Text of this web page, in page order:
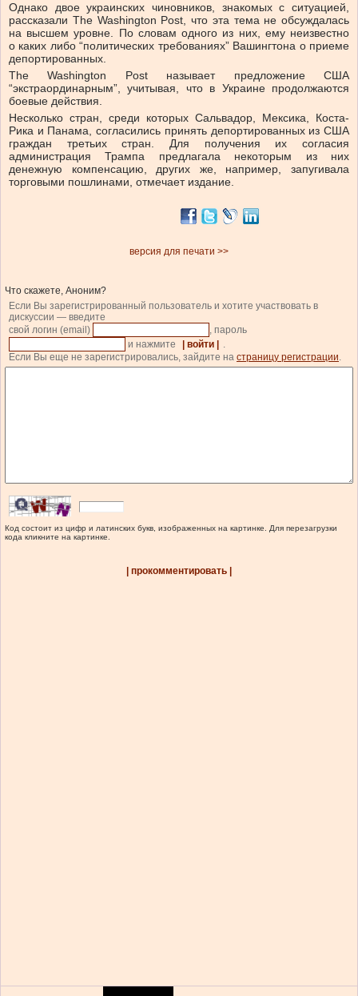
Однако двое украинских чиновников, знакомых с ситуацией,
рассказали The Washington Post, что эта тема не обсуждалась
на высшем уровне. По словам одного из них, ему неизвестно
о каких либо “политических требованиях” Вашингтона о приеме
депортированных.
The Washington Post называет предложение США
“экстраординарным”, учитывая, что в Украине продолжаются
боевые действия.
Несколько стран, среди которых Сальвадор, Мексика, Коста-
Рика и Панама, согласились принять депортированных из США
граждан третьих стран. Для получения их согласия
администрация Трампа предлагала некоторым из них
денежную компенсацию, других же, например, запугивала
торговыми пошлинами, отмечает издание.
версия для печати >>
Что скажете, Аноним?
Если Вы зарегистрированный пользователь и хотите участвовать в
дискуссии — введите
свой логин (email)
, пароль
и нажмите
| войти |
.
Если Вы еще не зарегистрировались, зайдите на страницу регистрации.
Код состоит из цифр и латинских букв, изображенных на картинке. Для перезагрузки
кода кликните на картинке.
| прокомментировать |